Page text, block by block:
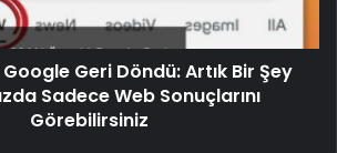
Google Geri Döndü: Artık Bir Şey
Sadece Web Sonuçlarını
Görebilirsiniz